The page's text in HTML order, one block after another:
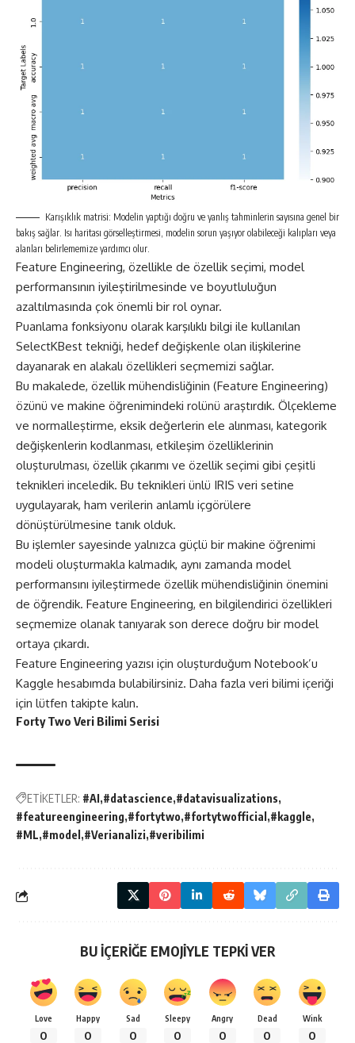
Karışıklık matrisi: Modelin yaptığı doğru ve yanlış tahminlerin sayısına genel bir
bakış sağlar. Isı haritası görselleştirmesi, modelin sorun yaşıyor olabileceği kalıpları veya
alanları belirlememize yardımcı olur.
Feature Engineering, özellikle de özellik seçimi, model
performansının iyileştirilmesinde ve boyutluluğun
azaltılmasında çok önemli bir rol oynar.
Puanlama fonksiyonu olarak karşılıklı bilgi ile kullanılan
SelectKBest tekniği, hedef değişkenle olan ilişkilerine
dayanarak en alakalı özellikleri seçmemizi sağlar.
Bu makalede, özellik mühendisliğinin (Feature Engineering)
özünü ve makine öğrenimindeki rolünü araştırdık. Ölçekleme
ve normalleştirme, eksik değerlerin ele alınması, kategorik
değişkenlerin kodlanması, etkileşim özelliklerinin
oluşturulması, özellik çıkarımı ve özellik seçimi gibi çeşitli
teknikleri inceledik. Bu teknikleri ünlü IRIS veri setine
uygulayarak, ham verilerin anlamlı içgörülere
dönüştürülmesine tanık olduk.
Bu işlemler sayesinde yalnızca güçlü bir makine öğrenimi
modeli oluşturmakla kalmadık, aynı zamanda model
performansını iyileştirmede özellik mühendisliğinin önemini
de öğrendik. Feature Engineering, en bilgilendirici özellikleri
seçmemize olanak tanıyarak son derece doğru bir model
ortaya çıkardı.
Feature Engineering yazısı için oluşturduğum Notebook’u
Kaggle hesabımda bulabilirsiniz. Daha fazla veri bilimi içeriği
için lütfen takipte kalın.
Forty Two Veri Bilimi Serisi
ETİKETLER: #AI #datascience #datavisualizations
#featureengineering #fortytwo #fortytwofficial #kaggle
#ML #model #Verianalizi #veribilimi
BU İÇERİĞE EMOJİYLE TEPKİ VER
Love
0
Happy
0
Sad
0
Sleepy
0
Angry
0
Dead
0
Wink
0